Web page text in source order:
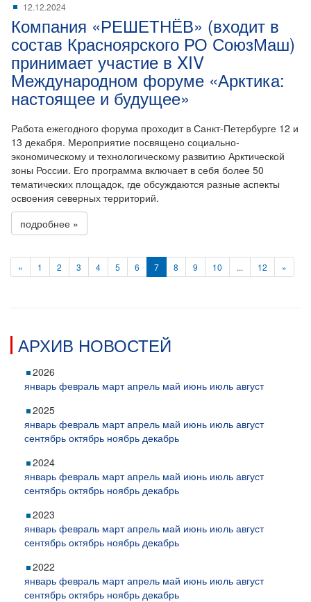
12.12.2024
Компания «РЕШЕТНЁВ» (входит в
состав Красноярского РО СоюзМаш)
принимает участие в XIV
Международном форуме «Арктика:
настоящее и будущее»
Работа ежегодного форума проходит в Санкт-Петербурге 12 и
13 декабря. Мероприятие посвящено социально-
экономическому и технологическому развитию Арктической
зоны России. Его программа включает в себя более 50
тематических площадок, где обсуждаются разные аспекты
освоения северных территорий.
подробнее »
« 1 2 3 4 5 6 7 8 9 10 ... 12 »
АРХИВ НОВОСТЕЙ
2026
январь февраль март апрель май июнь июль август
2025
январь февраль март апрель май июнь июль август
сентябрь октябрь ноябрь декабрь
2024
январь февраль март апрель май июнь июль август
сентябрь октябрь ноябрь декабрь
2023
январь февраль март апрель май июнь июль август
сентябрь октябрь ноябрь декабрь
2022
январь февраль март апрель май июнь июль август
сентябрь октябрь ноябрь декабрь